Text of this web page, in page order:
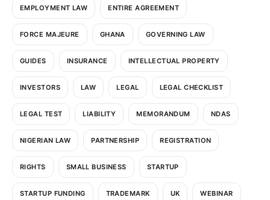
EMPLOYMENT LAW ENTIRE AGREEMENT
FORCE MAJEURE GHANA GOVERNING LAW
GUIDES INSURANCE INTELLECTUAL PROPERTY
INVESTORS LAW LEGAL LEGAL CHECKLIST
LEGAL TEST LIABILITY MEMORANDUM NDAS
NIGERIAN LAW PARTNERSHIP REGISTRATION
RIGHTS SMALL BUSINESS STARTUP
STARTUP FUNDING TRADEMARK UK WEBINAR